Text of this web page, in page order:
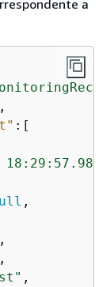
a
,
:[
,
,
,
,